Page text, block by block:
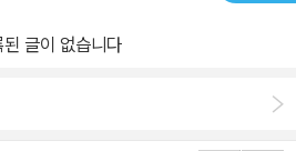
된 글이 없습니다